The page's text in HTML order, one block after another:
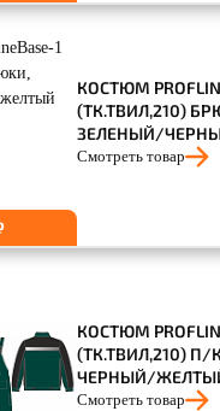
КОСТЮМ
(ТК.ТВИЛ,210)
ЗЕЛЕНЫЙ/
Смотреть товар
КОСТЮМ
(ТК.ТВИЛ,210)
ЧЕРНЫЙ/
Смотреть товар